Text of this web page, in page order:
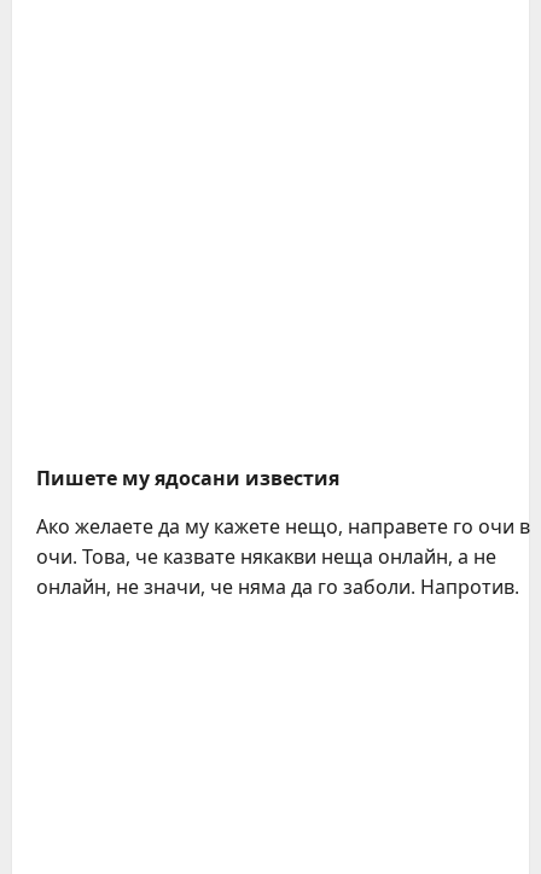
Пишете му ядосани известия
Ако желаете да му кажете нещо, направете го очи в
очи. Това, че казвате някакви неща онлайн, а не
онлайн, не значи, че няма да го заболи. Напротив.